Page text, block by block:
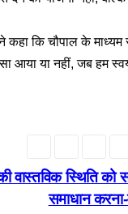
कहा कि चौपाल के
या नहीं, जब हम स्वयं
स्थिति को
समाधान